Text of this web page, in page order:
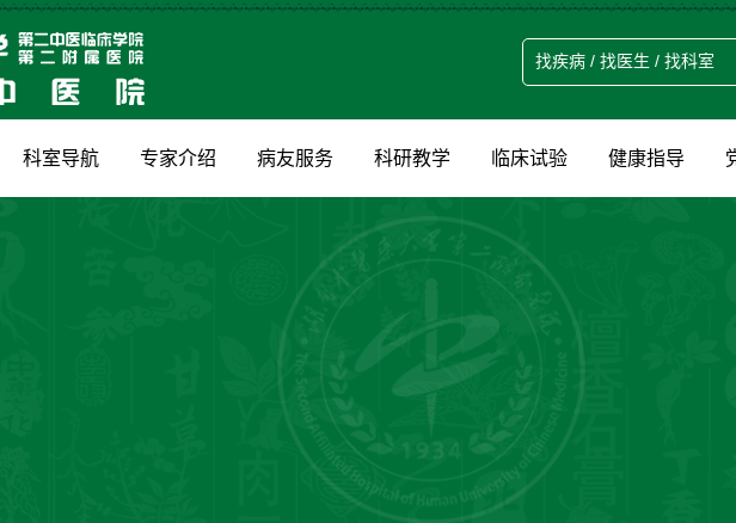
科室导航 专家介绍 病友服务 科研教学 临床试验 健康指导